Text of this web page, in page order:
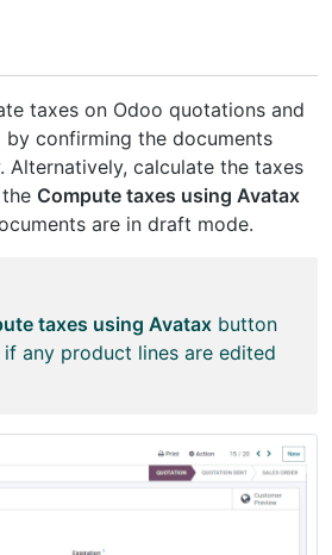
taxes on Odoo quotations and
by confirming the documents
Alternatively, calculate the taxes
Compute taxes using Avatax
are in draft mode.
taxes using Avatax button
any product lines are edited